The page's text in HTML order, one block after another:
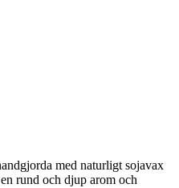
med naturligt sojavax
rund och djup arom och